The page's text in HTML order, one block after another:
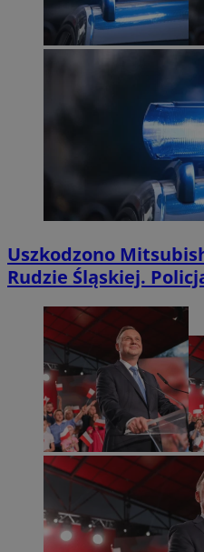
Uszkodzono
Rudzie Śląskiej.